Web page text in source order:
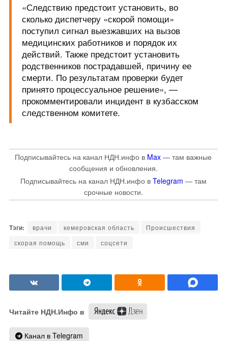
«Следствию предстоит установить, во
сколько диспетчеру «скорой помощи»
поступил сигнал выезжавших на вызов
медицинских работников и порядок их
действий. Также предстоит установить
родственников пострадавшей, причину ее
смерти. По результатам проверки будет
принято процессуальное решение», —
прокомментировали инцидент в кузбасском
следственном комитете.
Подписывайтесь на канал НДН.инфо в Max — там важные
сообщения и обновления.
Подписывайтесь на канал НДН.инфо в Telegram — там
срочные новости.
врачи кемеровская область
Происшествия
скорая помощь
сми соцсети
Читайте НДН.Инфо в
Канал в Telegram